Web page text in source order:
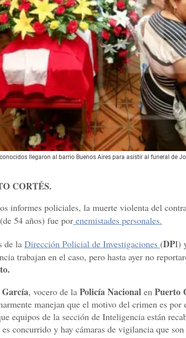
llegaron al barrio Buenos Aires para asistir al funeral de
CORTÉS.
informes policiales, la muerte violenta del
(de 54 años) fue por enemistades personales.
de la Dirección Policial de Investigaciones (DPI)
trabajan en el caso, pero hasta ayer no
, vocero de la Policía Nacional en Puerto
manejan que el motivo del crimen es por
equipos de la sección de Inteligencia están
concurrido y hay cámaras de vigilancia que